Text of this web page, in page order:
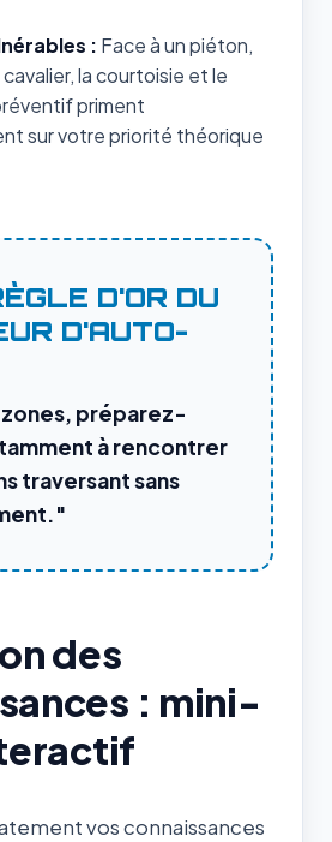
: Face à un piéton,
la courtoisie et le
priment
sur votre priorité théorique
D'OR DU
D'AUTO-
zones, préparez-
à rencontrer
traversant sans
des
: mini-
vos connaissances